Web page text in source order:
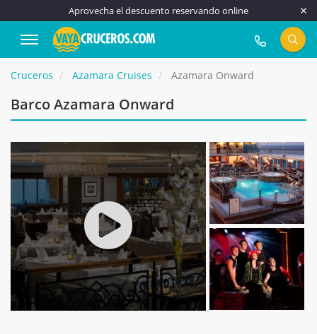
Aprovecha el descuento reservando online
917 815 555
Cruceros Azamara Cruises Azamara Onward
Barco Azamara Onward